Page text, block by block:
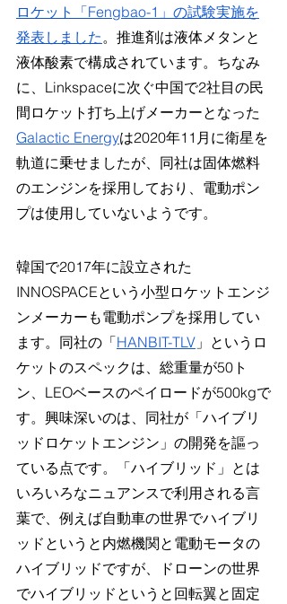
ロケット「Fengbao-1」の試験実施を
発表しました。推進剤は液体メタンと
液体酸素で構成されています。ちなみ
に、Linkspaceに次ぐ中国で2社目の民
間ロケット打ち上げメーカーとなった
Galactic Energyは2020年11月に衛星を
軌道に乗せましたが、同社は固体燃料
のエンジンを採用しており、電動ポン
プは使用していないようです。
韓国で2017年に設立された
INNOSPACEという小型ロケットエンジ
ンメーカーも電動ポンプを採用してい
ます。同社の「HANBIT-TLV 」というロ
ケットのスペックは、総重量が50ト
ン、LEOベースのペイロードが500kgで
す。興味深いのは、同社が「ハイブリ
ッドロケットエンジン」の開発を謳っ
ている点です。「ハイブリッド」とは
いろいろなニュアンスで利用される言
葉で、例えば自動車の世界でハイブリ
ッドというと内燃機関と電動モータの
ハイブリッドですが、ドローンの世界
でハイブリッドというと回転翼と固定